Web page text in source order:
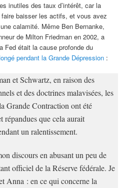
inutiles des taux d’intérêt, car la
baisser les actifs, et vous avez
calamité. Même Ben Bernanke,
de Milton Friedman en 2002, a
Fed était la cause profonde du
pendant la Grande Dépression :
et Schwartz, en raison des
et des doctrines malavisées, les
Grande Contraction ont été
répandues que cela aurait
un ralentissement.
discours en abusant un peu de
officiel de la Réserve fédérale. Je
Anna : en ce qui concerne la